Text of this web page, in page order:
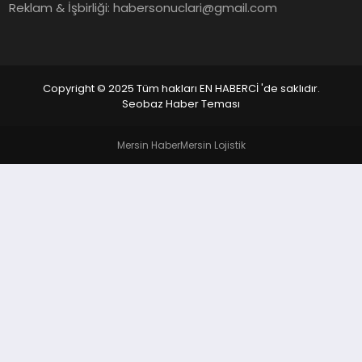
SIYASET
Reklam & İşbirliği:habersonuclari@gmail.com
Copyright © 2025 Tüm hakları EN HABERCİ 'de saklıdır.
Seobaz Haber Teması
Mersin HaberMersin Lojistik